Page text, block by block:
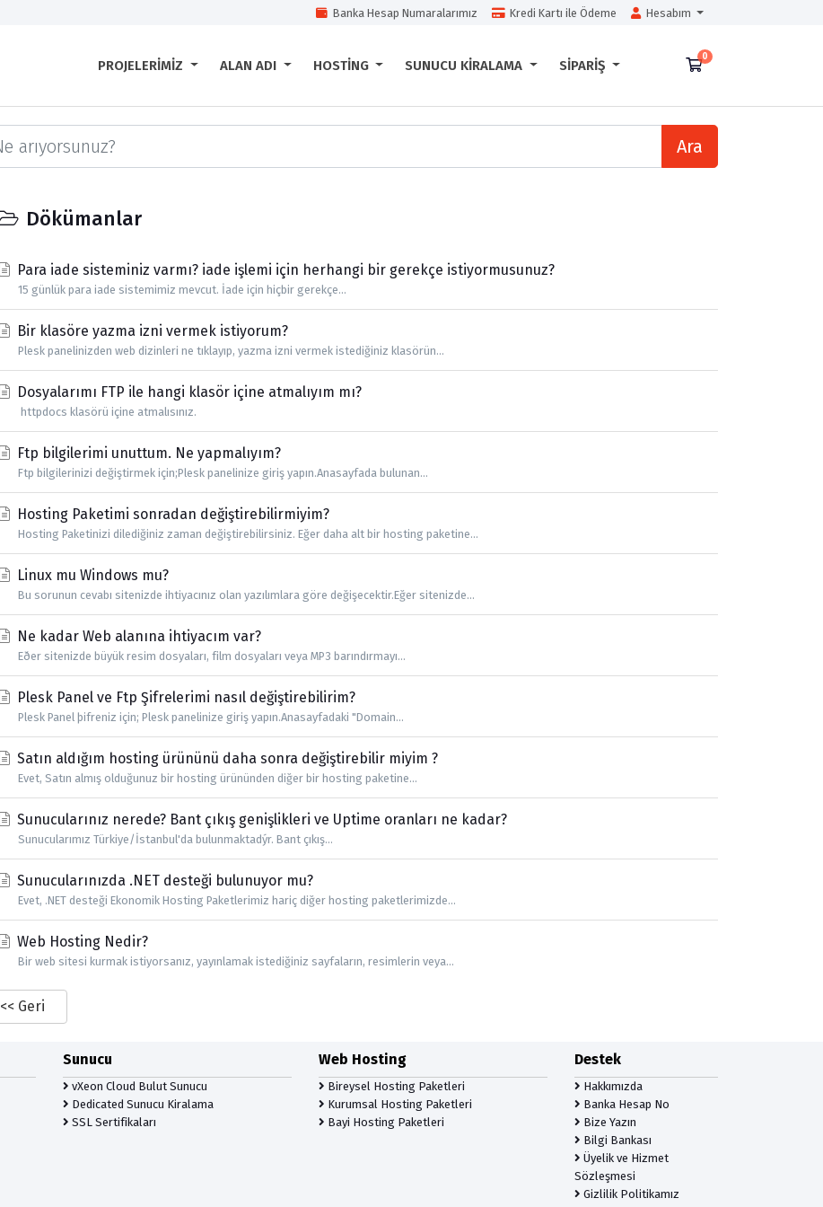
Banka Hesap Numaralarımız Kredi Kartı ile Ödeme Hesabım
PROJELERIMIZ ALAN ADI HOSTING SUNUCU KIRALAMA SIPARIŞ
0
Sepet
Ara
Dökümanlar
Para iade sisteminiz varmı? iade işlemi için herhangi bir gerekçe istiyormusunuz?
15 günlük para iade sistemimiz mevcut. İade için hiçbir gerekçe...
Bir klasöre yazma izni vermek istiyorum?
Plesk panelinizden web dizinleri ne tıklayıp, yazma izni vermek istediğiniz klasörün...
Dosyalarımı FTP ile hangi klasör içine atmalıyım mı?
httpdocs klasörü içine atmalısınız.
Ftp bilgilerimi unuttum. Ne yapmalıyım?
Ftp bilgilerinizi değiştirmek için;Plesk panelinize giriş yapın.Anasayfada bulunan...
Hosting Paketimi sonradan değiştirebilirmiyim?
Hosting Paketinizi dilediğiniz zaman değiştirebilirsiniz. Eğer daha alt bir hosting paketine...
Linux mu Windows mu?
Bu sorunun cevabı sitenizde ihtiyacınız olan yazılımlara göre değişecektir.Eğer sitenizde...
Ne kadar Web alanına ihtiyacım var?
Eðer sitenizde büyük resim dosyaları, film dosyaları veya MP3 barındırmayı...
Plesk Panel ve Ftp Şifrelerimi nasıl değiştirebilirim?
Plesk Panel þifreniz için; Plesk panelinize giriş yapın.Anasayfadaki "Domain...
Satın aldığım hosting ürününü daha sonra değiştirebilir miyim ?
Evet, Satın almış olduğunuz bir hosting ürününden diğer bir hosting paketine...
Sunucularınız nerede? Bant çıkış genişlikleri ve Uptime oranları ne kadar?
Sunucularımız Türkiye/İstanbul'da bulunmaktadýr. Bant çıkış...
Sunucularınızda .NET desteği bulunuyor mu?
Evet, .NET desteği Ekonomik Hosting Paketlerimiz hariç diğer hosting paketlerimizde...
Web Hosting Nedir?
Bir web sitesi kurmak istiyorsanız, yayınlamak istediğiniz sayfaların, resimlerin veya...
<< Geri
Sunucu
vXeon Cloud Bulut Sunucu
Dedicated Sunucu Kiralama
SSL Sertifikaları
Web Hosting
Bireysel Hosting Paketleri
Kurumsal Hosting Paketleri
Bayi Hosting Paketleri
Destek
Hakkımızda
Banka Hesap No
Bize Yazın
Bilgi Bankası
Üyelik ve Hizmet
Sözleşmesi
Gizlilik Politikamız